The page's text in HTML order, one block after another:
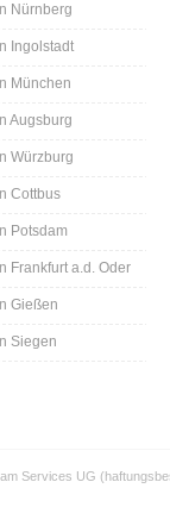
Nürnberg
Ingolstadt
München
Augsburg
Würzburg
Cottbus
Potsdam
Frankfurt a.d. Oder
Gießen
Siegen
Services UG